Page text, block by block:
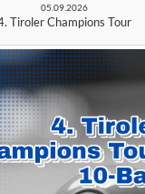
05.09.2026
Tiroler Champions Tour